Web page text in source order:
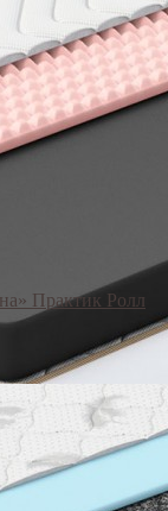
Практик Ролл